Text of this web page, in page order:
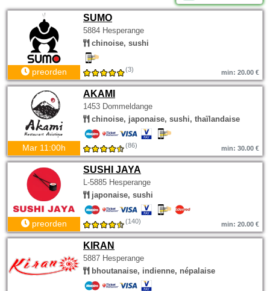
SUMO
5884 Hesperange
chinoise, sushi
preorden (3) min: 20.00 €
AKAMI
1453 Dommeldange
chinoise, japonaise, sushi, thaïlandaise
Mar 11:00h (86) min: 30.00 €
SUSHI JAYA
L-5885 Hesperange
japonaise, sushi
preorden (140) min: 20.00 €
KIRAN
5887 Hesperange
bhoutanaise, indienne, népalaise